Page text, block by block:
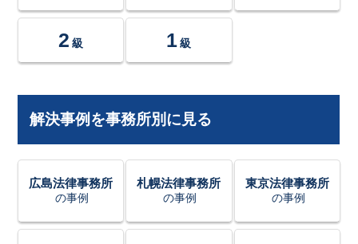
2 級 1 級
解決事例を事務所別に見る
広島法律事務所
の事例
札幌法律事務所
の事例
東京法律事務所
の事例